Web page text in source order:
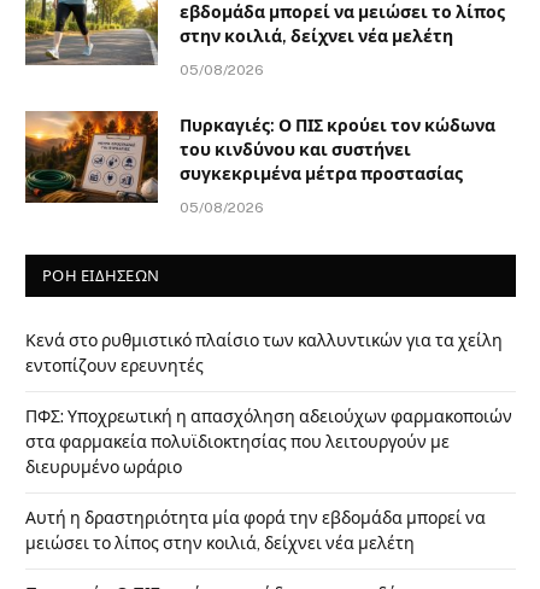
εβδομάδα μπορεί να μειώσει το λίπος
στην κοιλιά, δείχνει νέα μελέτη
05/08/2026
Πυρκαγιές: Ο ΠΙΣ κρούει τον κώδωνα
του κινδύνου και συστήνει
συγκεκριμένα μέτρα προστασίας
05/08/2026
ΡΟΗ ΕΙΔΗΣΕΩΝ
Κενά στο ρυθμιστικό πλαίσιο των καλλυντικών για τα χείλη
εντοπίζουν ερευνητές
ΠΦΣ: Υποχρεωτική η απασχόληση αδειούχων φαρμακοποιών
στα φαρμακεία πολυϊδιοκτησίας που λειτουργούν με
διευρυμένο ωράριο
Αυτή η δραστηριότητα μία φορά την εβδομάδα μπορεί να
μειώσει το λίπος στην κοιλιά, δείχνει νέα μελέτη